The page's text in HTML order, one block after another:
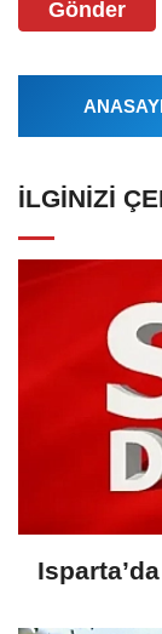
Gönder
İLGINIZI